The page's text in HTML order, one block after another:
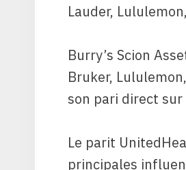
Lauder,
Burry’s Scion
Bruker,
son pari direct
Le parit
principales